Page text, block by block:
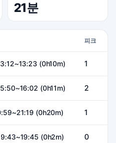
21분
피크
(0h10m) 1
(0h11m) 2
(0h20m) 1
(0h2m) 0